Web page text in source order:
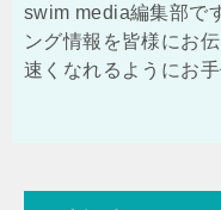
swim media編集部で
ング情報を皆様にお
速くなれるようにお